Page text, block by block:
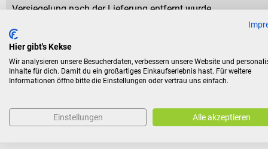
Versiegelung nach der Lieferung entfernt wurde.
Kunden kauften auch
Hier gibt's Kekse
Wir analysieren unsere Besucherdaten, verbessern unsere Website und
Inhalte für dich. Damit du ein großartiges Einkaufserlebnis hast. Für weitere
Informationen öffne bitte die Einstellungen oder vertrau uns einfach.
Einstellungen Alle akzeptieren